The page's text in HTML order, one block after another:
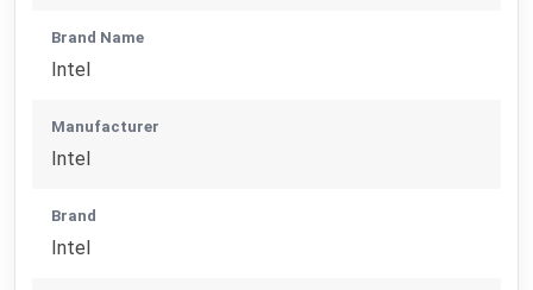
Brand Name
Intel
Manufacturer
Intel
Brand
Intel